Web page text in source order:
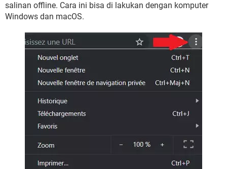
salinan offline. Cara ini bisa di lakukan dengan komputer
Windows dan macOS.